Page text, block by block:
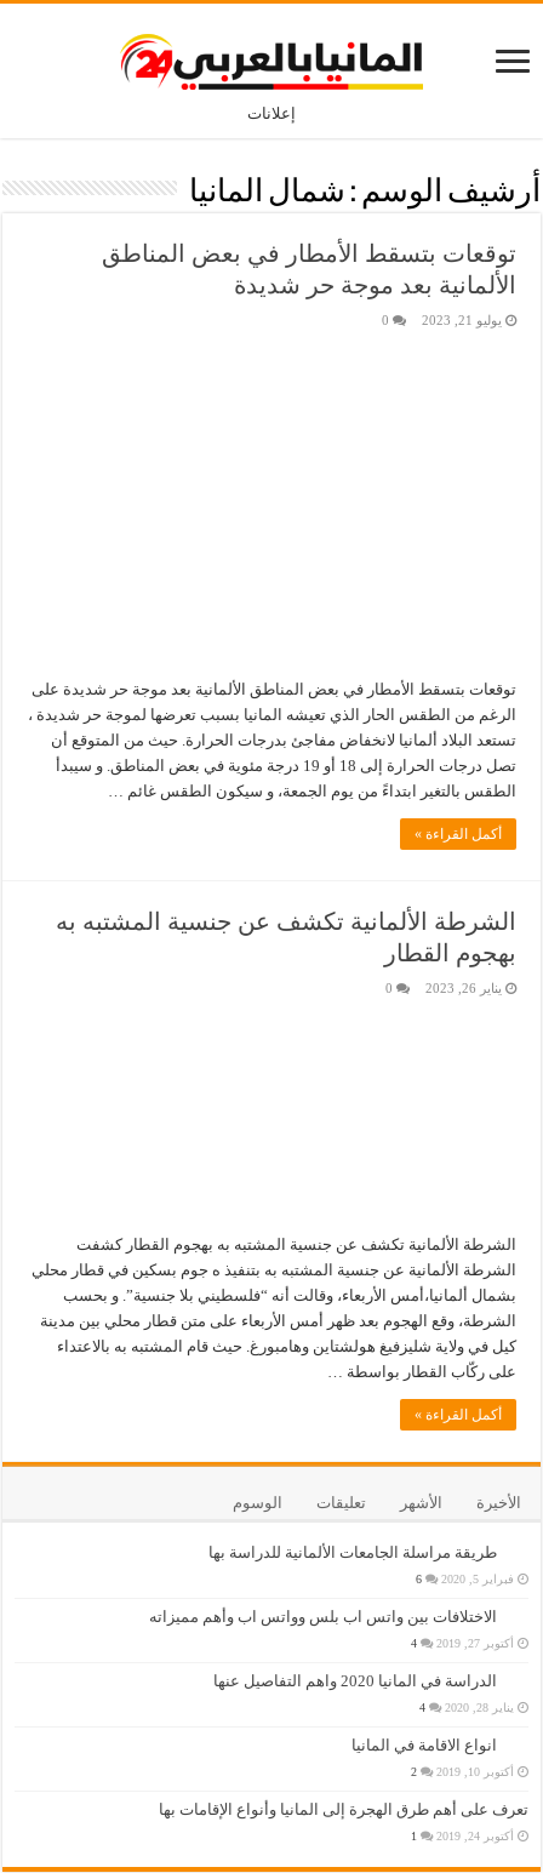
إعلانات
أرشيف الوسم : شمال المانيا
توقعات بتسقط الأمطار في بعض المناطق
الألمانية بعد موجة حر شديدة
يوليو 21, 2023 0
توقعات بتسقط الأمطار في بعض المناطق الألمانية بعد موجة حر شديدة على
الرغم من الطقس الحار الذي تعيشه المانيا بسبب تعرضها لموجة حر شديدة ،
تستعد البلاد ألمانيا لانخفاض مفاجئ بدرجات الحرارة. حيث من المتوقع أن
تصل درجات الحرارة إلى 18 أو 19 درجة مئوية في بعض المناطق. و سيبدأ
الطقس بالتغير ابتداءً من يوم الجمعة، و سيكون الطقس غائم …
أكمل القراءة »
الشرطة الألمانية تكشف عن جنسية المشتبه به
بهجوم القطار
يناير 26, 2023 0
الشرطة الألمانية تكشف عن جنسية المشتبه به بهجوم القطار كشفت
الشرطة الألمانية عن جنسية المشتبه به بتنفيذ ه جوم بسكين في قطار محلي
بشمال ألمانيا،أمس الأربعاء، وقالت أنه “فلسطيني بلا جنسية”. و بحسب
الشرطة، وقع الهجوم بعد ظهر أمس الأربعاء على متن قطار محلي بين مدينة
كيل في ولاية شليزفيغ هولشتاين وهامبورغ. حيث قام المشتبه به بالاعتداء
على ركّاب القطار بواسطة …
أكمل القراءة »
الأخيرة الأشهر تعليقات الوسوم
طريقة مراسلة الجامعات الألمانية للدراسة بها
فبراير 5, 2020 6
الاختلافات بين واتس اب بلس وواتس اب وأهم مميزاته
أكتوبر 27, 2019 4
الدراسة في المانيا 2020 واهم التفاصيل عنها
يناير 28, 2020 4
انواع الاقامة في المانيا
أكتوبر 10, 2019 2
تعرف على أهم طرق الهجرة إلى المانيا وأنواع الإقامات بها
أكتوبر 24, 2019 1